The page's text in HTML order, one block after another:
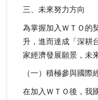
三、未來努力方向
為掌握加入ＷＴＯ的
升，進而達成「深耕
家經濟發展願景，未
（一）積極參與國際
在加入ＷＴＯ後，我